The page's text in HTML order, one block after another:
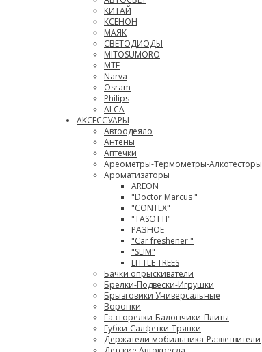
КИТАЙ
КСЕНОН
МАЯК
СВЕТОДИОДЫ
MlTOSUMORO
MTF
Narva
Osram
Philips
ALCA
АКСЕССУАРЫ
Автоодеяло
Антены
Аптечки
Ареометры-Термометры-Алкотесторы
Ароматизаторы
AREON
"Doctor Marcus "
"CONTEX"
"TASOTTI"
РАЗНОЕ
"Car freshener "
"SLIM"
LITTLE TREES
Бачки опрыскиватели
Брелки-Подвески-Игрушки
Брызговики Универсальные
Воронки
Газ.горелки-Балончики-Плиты
Губки-Салфетки-Тряпки
Держатели мобильника-Разветвители